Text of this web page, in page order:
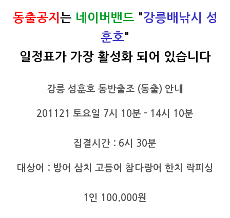
동출공지 는 네이버밴드 "강릉배낚시 성
훈호"
일정표가 가장 활성화 되어 있습니다​
강릉 성훈호 동반출조 (동출) 안내
201121 토요일 7시 10분 - 14시 10분
집결시간 : 6시 30분​
대상어 : 방어 삼치​​ 고등어 참다랑어 한치 락피싱
1인 100.000원